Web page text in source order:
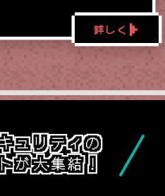
詳しく
ュリティの
が大集結！